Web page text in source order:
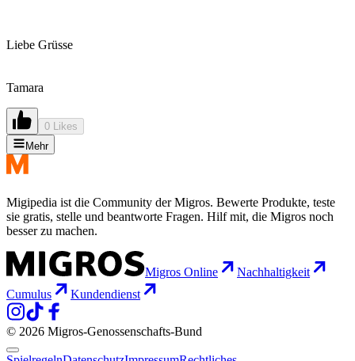
Liebe Grüsse
Tamara
0 Likes
Mehr
Migipedia ist die Community der Migros. Bewerte Produkte, teste
sie gratis, stelle und beantworte Fragen. Hilf mit, die Migros noch
besser zu machen.
Migros Online
Nachhaltigkeit
Cumulus
Kundendienst
© 2026 Migros-Genossenschafts-Bund